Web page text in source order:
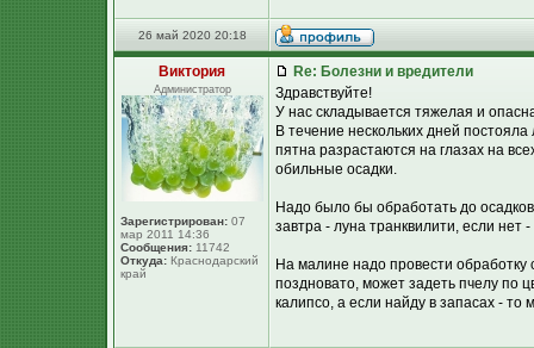
26 май 2020 20:18
Виктория
Администратор
Зарегистрирован: 07
мар 2011 14:36
Сообщения: 11742
Откуда: Краснодарский
край
Re: Болезни и вредители
Здравствуйте!
У нас складывается тяжелая и
В течение нескольких дней
пятна разрастаются на глазах на
обильные осадки.
Надо было бы обработать до
завтра - луна транквилити, если нет
На малине надо провести
поздновато, может задеть пчелу по
калипсо, а если найду в запасах - то